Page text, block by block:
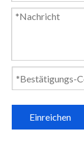
Einreichen